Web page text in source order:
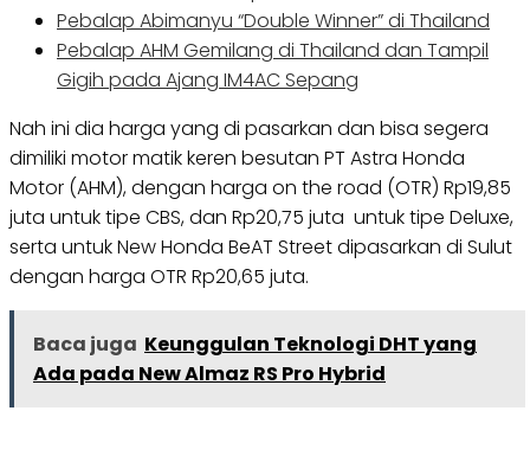
Pebalap Abimanyu “Double Winner” di Thailand
Pebalap AHM Gemilang di Thailand dan Tampil
Gigih pada Ajang IM4AC Sepang
Nah ini dia harga yang di pasarkan dan bisa segera
dimiliki motor matik keren besutan PT Astra Honda
Motor (AHM), dengan harga on the road (OTR) Rp19,85
juta untuk tipe CBS, dan Rp20,75 juta untuk tipe Deluxe,
serta untuk New Honda BeAT Street dipasarkan di Sulut
dengan harga OTR Rp20,65 juta.
Baca juga Keunggulan Teknologi DHT yang
Ada pada New Almaz RS Pro Hybrid